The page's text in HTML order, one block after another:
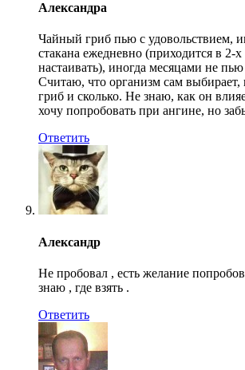
Александра
Чайный гриб пью с удовольствием,
стакана ежедневно (приходится в 2-х
настаивать), иногда месяцами не
Считаю, что организм сам выбирает,
гриб и сколько. Не знаю, как он
хочу попробовать при ангине, но
Ответить
Александр
Не пробовал , есть желание
знаю , где взять .
Ответить